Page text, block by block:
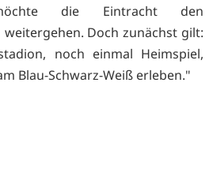
die Eintracht den
weitergehen. Doch zunächst gilt:
noch einmal Heimspiel,
Blau-Schwarz-Weiß erleben."